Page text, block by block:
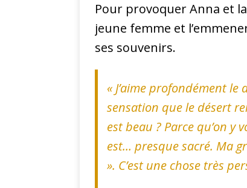
Pour provoquer Anna et
jeune femme et
ses souvenirs.
« J’aime profondément le
sensation que le désert
est beau ? Parce qu’on
est… presque sacré. Ma
». C’est une chose très